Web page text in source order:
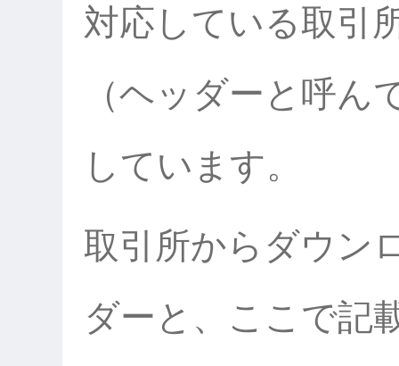
対応している取引
（ヘッダーと呼
しています。
取引所からダウン
ダーと、ここで記